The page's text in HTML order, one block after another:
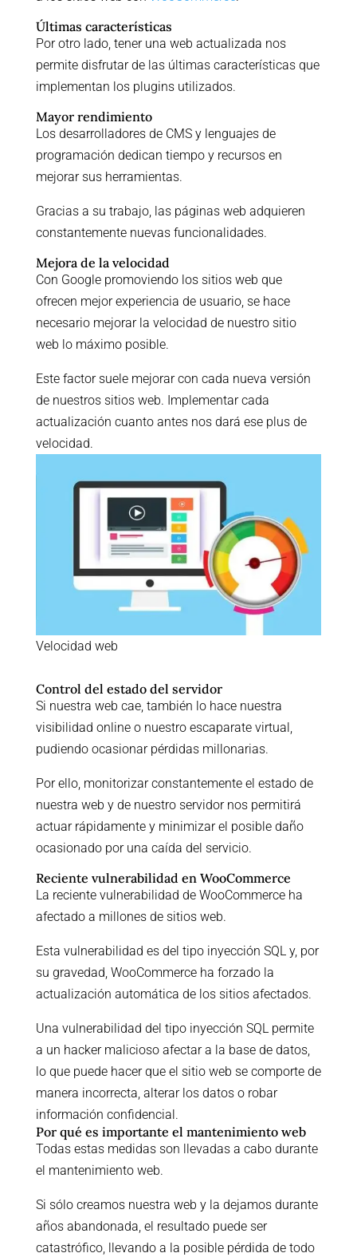
Últimas características
Por otro lado, tener una web actualizada nos
permite disfrutar de las últimas características que
implementan los plugins utilizados.
Mayor rendimiento
Los desarrolladores de CMS y lenguajes de
programación dedican tiempo y recursos en
mejorar sus herramientas.
Gracias a su trabajo, las páginas web adquieren
constantemente nuevas funcionalidades.
Mejora de la velocidad
Con Google promoviendo los sitios web que
ofrecen mejor experiencia de usuario, se hace
necesario mejorar la velocidad de nuestro sitio
web lo máximo posible.
Este factor suele mejorar con cada nueva versión
de nuestros sitios web. Implementar cada
actualización cuanto antes nos dará ese plus de
velocidad.
Velocidad web
Control del estado del servidor
Si nuestra web cae, también lo hace nuestra
visibilidad online o nuestro escaparate virtual,
pudiendo ocasionar pérdidas millonarias.
Por ello, monitorizar constantemente el estado de
nuestra web y de nuestro servidor nos permitirá
actuar rápidamente y minimizar el posible daño
ocasionado por una caída del servicio.
Reciente vulnerabilidad en WooCommerce
La reciente vulnerabilidad de WooCommerce ha
afectado a millones de sitios web.
Esta vulnerabilidad es del tipo inyección SQL y, por
su gravedad, WooCommerce ha forzado la
actualización automática de los sitios afectados.
Una vulnerabilidad del tipo inyección SQL permite
a un hacker malicioso afectar a la base de datos,
lo que puede hacer que el sitio web se comporte de
manera incorrecta, alterar los datos o robar
información confidencial.
Por qué es importante el mantenimiento web
Todas estas medidas son llevadas a cabo durante
el mantenimiento web.
Si sólo creamos nuestra web y la dejamos durante
años abandonada, el resultado puede ser
catastrófico, llevando a la posible pérdida de todo